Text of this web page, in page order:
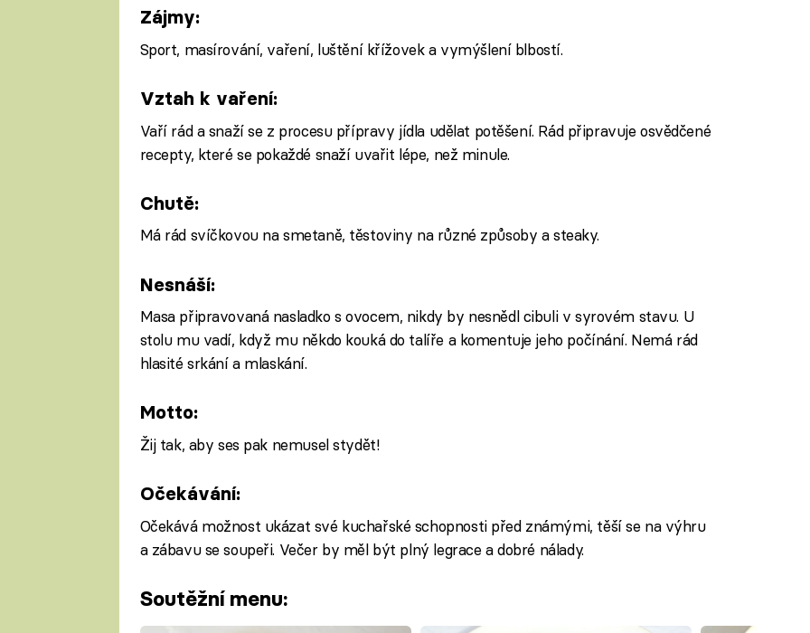
Zájmy:
Sport, masírování, vaření, luštění křížovek a vymýšlení blbostí.
Vztah k vaření:
Vaří rád a snaží se z procesu přípravy jídla udělat potěšení. Rád připravuje osvědčené
recepty, které se pokaždé snaží uvařit lépe, než minule.
Chutě:
Má rád svíčkovou na smetaně, těstoviny na různé způsoby a steaky.
Nesnáší:
Masa připravovaná nasladko s ovocem, nikdy by nesnědl cibuli v syrovém stavu. U
stolu mu vadí, když mu někdo kouká do talíře a komentuje jeho počínání. Nemá rád
hlasité srkání a mlaskání.
Motto:
Žij tak, aby ses pak nemusel stydět!
Očekávání:
Očekává možnost ukázat své kuchařské schopnosti před známými, těší se na výhru
a zábavu se soupeři. Večer by měl být plný legrace a dobré nálady.
Soutěžní menu: